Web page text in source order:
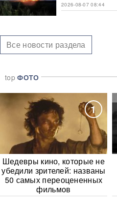
2026-08-07 08:44
Все новости раздела
topФОТО
1
Шедевры кино, которые не
убедили зрителей: названы
50 самых переоцененных
фильмов